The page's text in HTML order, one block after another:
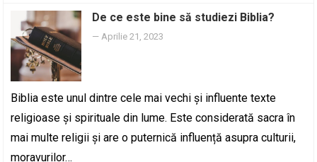
De ce este bine să studiezi Biblia?
—Aprilie 21, 2023
Biblia este unul dintre cele mai vechi și influente texte
religioase și spirituale din lume. Este considerată sacra în
mai multe religii și are o puternică influență asupra culturii,
moravurilor…